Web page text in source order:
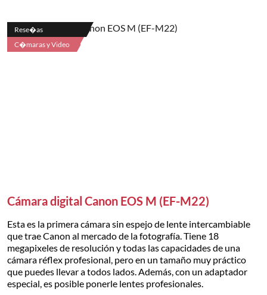
Rese�as
C�maras y Video
Cámara digital Canon EOS M (EF-M22)
Esta es la primera cámara sin espejo de lente intercambiable
que trae Canon al mercado de la fotografía. Tiene 18
megapixeles de resolución y todas las capacidades de una
cámara réflex profesional, pero en un tamaño muy práctico
que puedes llevar a todos lados. Además, con un adaptador
especial, es posible ponerle lentes profesionales.